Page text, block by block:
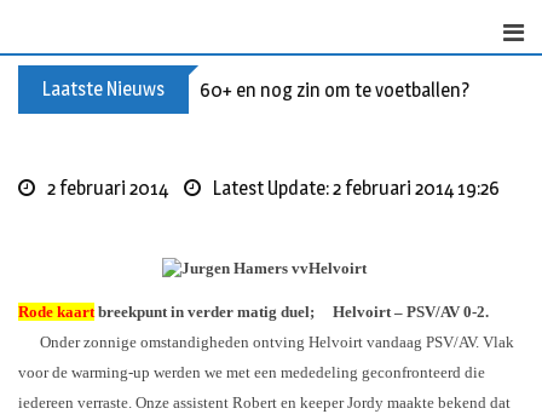
Laatste Nieuws 60+ en nog zin om te voetballen? Kom
2 februari 2014 Latest Update: 2 februari 2014 19:26
Rode kaartbreekpunt in verder matig duel; Helvoirt – PSV/AV 0-2.
Onder zonnige omstandigheden ontving Helvoirt vandaag PSV/AV. Vlak
voor de warming-up werden we met een mededeling geconfronteerd die
iedereen verraste. Onze assistent Robert en keeper Jordy maakte bekend dat